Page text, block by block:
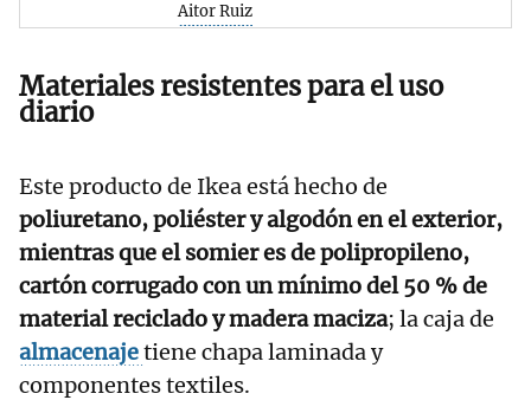
Aitor Ruiz
Materiales resistentes para el uso
diario
Este producto de Ikea está hecho de
poliuretano, poliéster y algodón en el exterior,
mientras que el somier es de polipropileno,
cartón corrugado con un mínimo del 50 % de
material reciclado y madera maciza; la caja de
almacenajetiene chapa laminada y
componentes textiles.